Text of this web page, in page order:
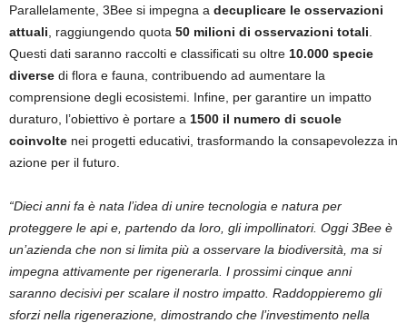
Parallelamente, 3Bee si impegna a decuplicare le osservazioni
attuali , raggiungendo quota 50 milioni di osservazioni totali
Questi dati saranno raccolti e classificati su oltre 10.000 specie
diverse di flora e fauna, contribuendo ad aumentare la
comprensione degli ecosistemi. Infine, per garantire un impatto
duraturo, l’obiettivo è portare a 1500 il numero di scuole
coinvolte nei progetti educativi, trasformando la consapevolezza in
azione per il futuro.
“Dieci anni fa è nata l’idea di unire tecnologia e natura per
proteggere le api e, partendo da loro, gli impollinatori. Oggi 3Bee è
un’azienda che non si limita più a osservare la biodiversità, ma si
impegna attivamente per rigenerarla. I prossimi cinque anni
saranno decisivi per scalare il nostro impatto. Raddoppieremo gli
sforzi nella rigenerazione, dimostrando che l’investimento nella